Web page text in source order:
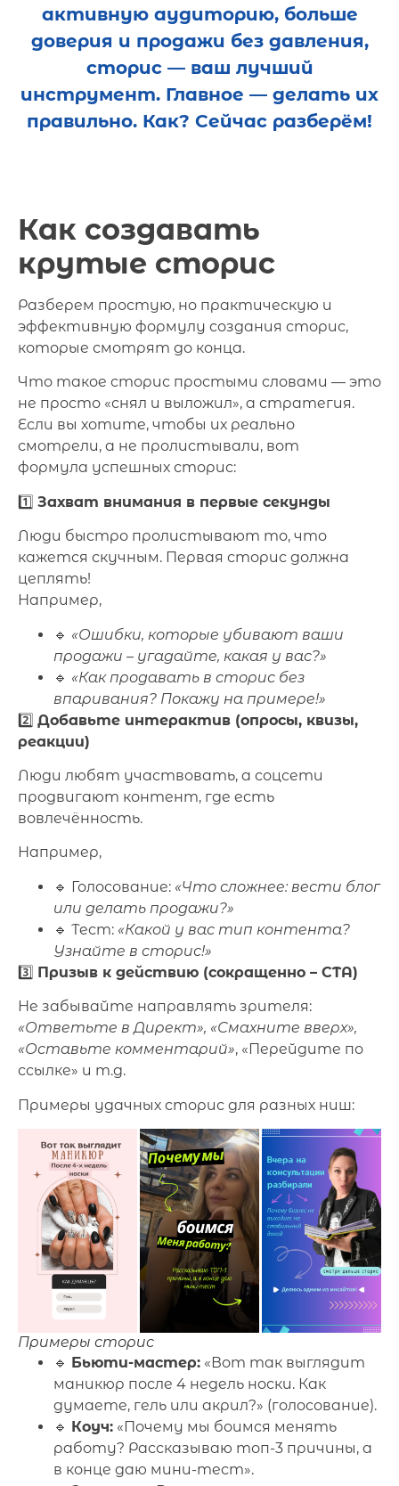
активную аудиторию, больше
доверия и продажи без давления,
сторис — ваш лучший
инструмент. Главное — делать их
правильно. Как? Сейчас разберём!
Как создавать
крутые сторис
Разберем простую, но практическую и
эффективную формулу создания сторис,
которые смотрят до конца.
Что такое сторис простыми словами — это
не просто «снял и выложил», а стратегия.
Если вы хотите, чтобы их реально
смотрели, а не пролистывали, вот
формула успешных сторис:
1️⃣ Захват внимания в первые секунды
Люди быстро пролистывают то, что
кажется скучным. Первая сторис должна
цеплять!
Например,
🔹 «Ошибки, которые убивают ваши
продажи – угадайте, какая у вас?»
🔹 «Как продавать в сторис без
впаривания? Покажу на примере!»
2️⃣ Добавьте интерактив (опросы, квизы,
реакции)
Люди любят участвовать, а соцсети
продвигают контент, где есть
вовлечённость.
Например,
🔹 Голосование: «Что сложнее: вести блог
или делать продажи?»
🔹 Тест: «Какой у вас тип контента?
Узнайте в сторис!»
3️⃣ Призыв к действию (сокращенно – CTA)
Не забывайте направлять зрителя:
«Ответьте в Директ», «Смахните вверх»,
«Оставьте комментарий», «Перейдите по
ссылке» и т.д.
Примеры удачных сторис для разных ниш:
Примеры сторис
🔹
Бьюти-мастер: «Вот так выглядит
маникюр после 4 недель носки. Как
думаете, гель или акрил?» (голосование).
🔹
Коуч: «Почему мы боимся менять
работу? Рассказываю топ-3 причины, а
в конце даю мини-тест».